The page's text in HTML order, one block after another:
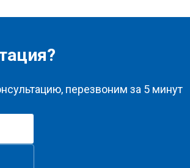
перезвоним за 5 минут